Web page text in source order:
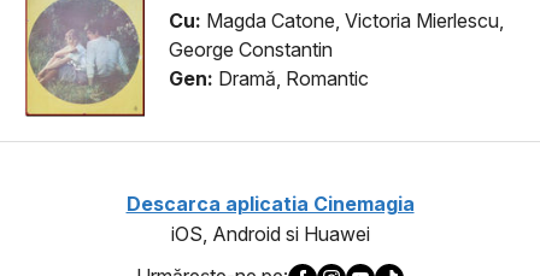
Cu: Magda Catone, Victoria Mierlescu,
George Constantin
Gen: Dramă, Romantic
Descarca aplicatia Cinemagia
iOS, Android si Huawei